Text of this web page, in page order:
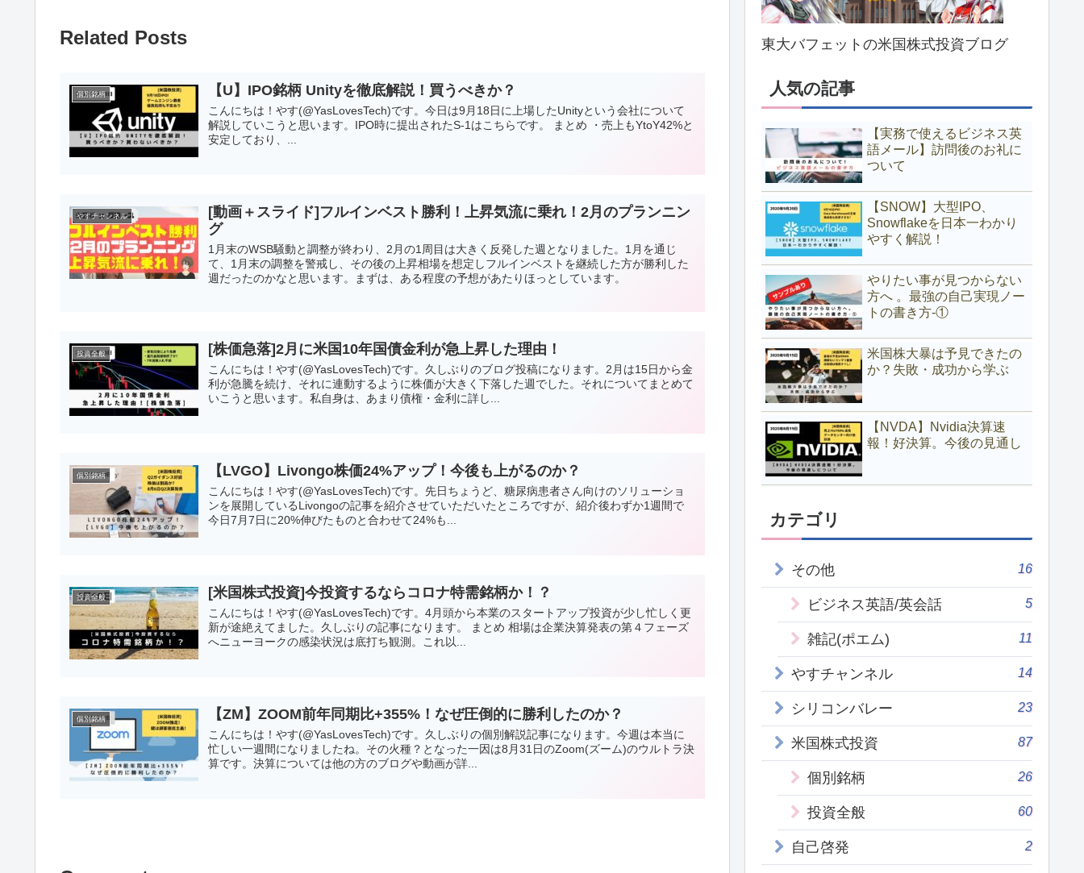
Related Posts
個別銘柄 【U】IPO銘柄 Unityを徹底解説！買うべきか？
こんにちは！やす(@YasLovesTech)です。今日は9月18日に上場したUnityという会社について
解説していこうと思います。IPO時に提出されたS-1はこちらです。 まとめ ・売上もYtoY42%と
安定しており、...
やすチャンネル
[動画＋スライド]フルインベスト勝利！上昇気流に乗れ！2月のプランニン
グ
1月末のWSB騒動と調整が終わり、2月の1周目は大きく反発した週となりました。1月を通じ
て、1月末の調整を警戒し、その後の上昇相場を想定しフルインベストを継続した方が勝利した
週だったのかなと思います。まずは、ある程度の予想があたりほっとしています。
投資全般 [株価急落]2月に米国10年国債金利が急上昇した理由！
こんにちは！やす(@YasLovesTech)です。久しぶりのブログ投稿になります。2月は15日から金
利が急騰を続け、それに連動するように株価が大きく下落した週でした。それについてまとめて
いこうと思います。私自身は、あまり債権・金利に詳し...
個別銘柄 【LVGO】Livongo株価24%アップ！今後も上がるのか？
こんにちは！やす(@YasLovesTech)です。先日ちょうど、糖尿病患者さん向けのソリューショ
ンを展開しているLivongoの記事を紹介させていただいたところですが、紹介後わずか1週間で
今日7月7日に20%伸びたものと合わせて24%も...
投資全般 [米国株式投資]今投資するならコロナ特需銘柄か！？
こんにちは！やす(@YasLovesTech)です。4月頭から本業のスタートアップ投資が少し忙しく更
新が途絶えてました。久しぶりの記事になります。 まとめ 相場は企業決算発表の第４フェーズ
へニューヨークの感染状況は底打ち観測。これ以...
個別銘柄 【ZM】ZOOM前年同期比+355%！なぜ圧倒的に勝利したのか？
こんにちは！やす(@YasLovesTech)です。久しぶりの個別解説記事になります。今週は本当に
忙しい一週間になりましたね。その火種？となった一因は8月31日のZoom(ズーム)のウルトラ決
算です。決算については他の方のブログや動画が詳...
東大バフェットの米国株式投資ブログ
人気の記事
【実務で使えるビジネス英
語メール】訪問後のお礼に
ついて
【SNOW】大型IPO、
Snowflakeを日本一わかり
やすく解説！
やりたい事が見つからない
方へ 。最強の自己実現ノー
トの書き方-①
米国株大暴は予見できたの
か？失敗・成功から学ぶ
【NVDA】Nvidia決算速
報！好決算。今後の見通し
カテゴリ
その他 16
ビジネス英語/英会話 5
雑記(ポエム) 11
やすチャンネル 14
シリコンバレー 23
米国株式投資 87
個別銘柄 26
投資全般 60
自己啓発 2